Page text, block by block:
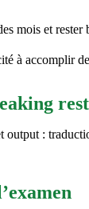
mois et
à accomplir
output :